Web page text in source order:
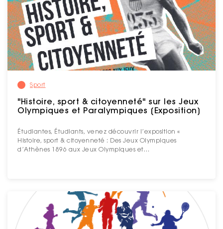
Sport
"Histoire, sport & citoyenneté" sur les Jeux
Olympiques et Paralympiques [Exposition]
Étudiantes, Étudiants, venez découvrir l’exposition «
Histoire, sport & citoyenneté : Des Jeux Olympiques
d’Athènes 1896 aux Jeux Olympiques et…